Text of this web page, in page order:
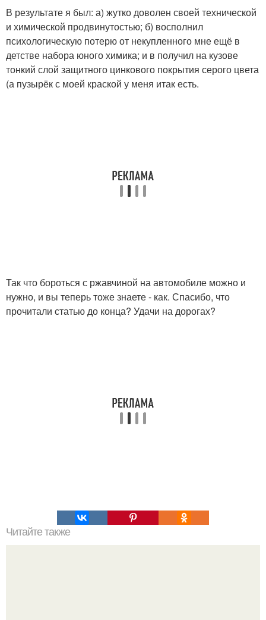
В результате я был: а) жутко доволен своей технической
и химической продвинутостью; б) восполнил
психологическую потерю от некупленного мне ещё в
детстве набора юного химика; и в получил на кузове
тонкий слой защитного цинкового покрытия серого цвета
(а пузырёк с моей краской у меня итак есть.
Так что бороться с ржавчиной на автомобиле можно и
нужно, и вы теперь тоже знаете - как. Спасибо, что
прочитали статью до конца? Удачи на дорогах?
Читайте также